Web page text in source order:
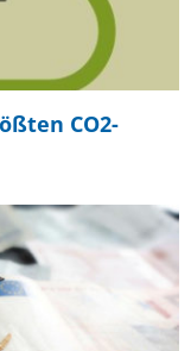
CO2-